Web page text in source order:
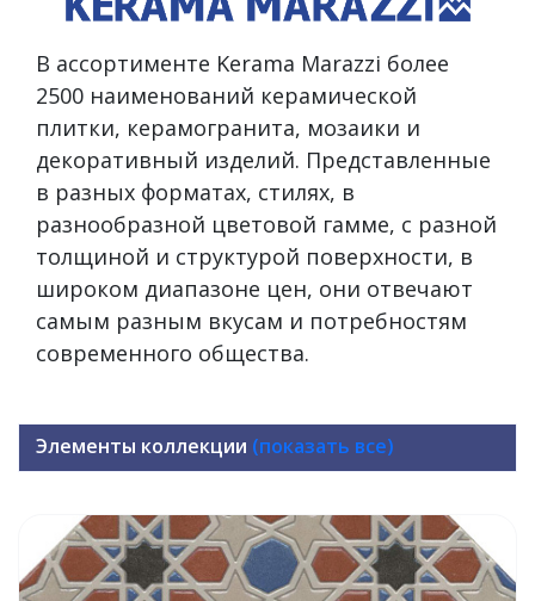
В ассортименте Kerama Marazzi более
2500 наименований керамической
плитки, керамогранита, мозаики и
декоративный изделий. Представленные
в разных форматах, стилях, в
разнообразной цветовой гамме, с разной
толщиной и структурой поверхности, в
широком диапазоне цен, они отвечают
самым разным вкусам и потребностям
современного общества.
Элементы коллекции (показать все)